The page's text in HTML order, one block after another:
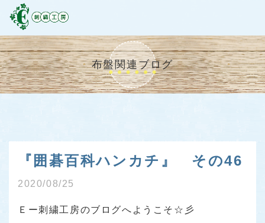
布盤関連ブログ
『囲碁百科ハンカチ』 その46
2020/08/25
Ｅー刺繍工房のブログへようこそ☆彡